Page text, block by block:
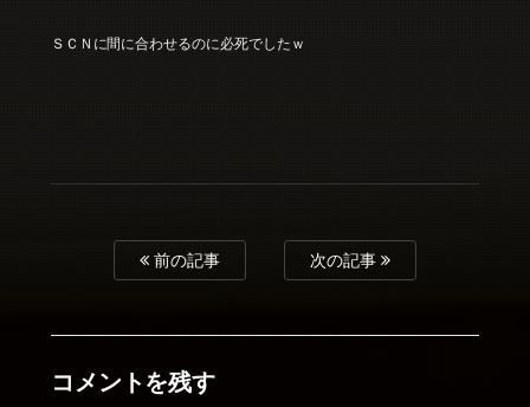
ＳＣＮに間に合わせるのに必死でしたｗ
前の記事 次の記事
コメントを残す